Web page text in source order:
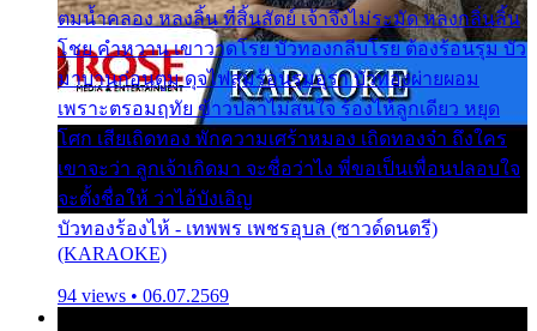
ตมน้ำคลอง หลงลิ้น ที่สิ้นสัตย์ เจ้าจึงไม่ระมัด หลงกลิ่นลิ้น
โชย คำหวาน เขาวาดโรย บัวทองกลีบโรย ต้องร้อนรุม บัว
มาบานก่อนตูม ดุจไฟสุมร้อนรุมอุรา บัวทองผ่ายผอม
เพราะตรอมฤทัย ข้าวปลาไม่สนใจ ร้องไห้ลูกเดียว หยุด
โศก เสียเถิดทอง พักความเศร้าหมอง เถิดทองจ๋า ถึงใคร
เขาจะว่า ลูกเจ้าเกิดมา จะชื่อว่าไง พี่ขอเป็นเพื่อนปลอบใจ
จะตั้งชื่อให้ ว่าไอ้บังเอิญ
บัวทองร้องไห้ - เทพพร เพชรอุบล (ซาวด์ดนตรี)
(KARAOKE)
94 views • 06.07.2569